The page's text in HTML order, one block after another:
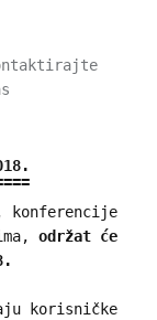
konferencije
održat će
korisničke